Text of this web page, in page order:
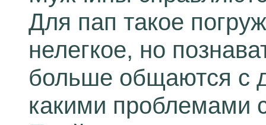
Для пап такое
нелегкое, но
больше общаются с
какими проблемами